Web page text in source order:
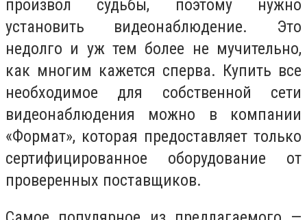
произвол судьбы, поэтому нужно
установить видеонаблюдение. Это
недолго и уж тем более не мучительно,
как многим кажется сперва. Купить все
необходимое для собственной сети
видеонаблюдения можно в компании
«Формат», которая предоставляет только
сертифицированное оборудование от
проверенных поставщиков.